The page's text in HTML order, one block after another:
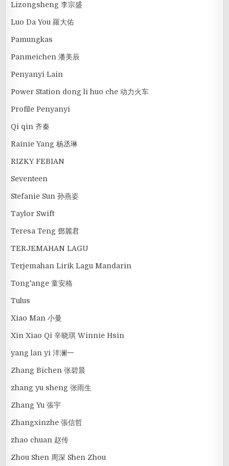
Lizongsheng 李宗盛
Luo Da You 羅大佑
Pamungkas
Panmeichen 潘美辰
Penyanyi Lain
Power Station dong li huo che 动力火车
Profile Penyanyi
Qi qin 齐秦
Rainie Yang 杨丞琳
RIZKY FEBIAN
Seventeen
Stefanie Sun 孙燕姿
Taylor Swift
Teresa Teng 鄧麗君
TERJEMAHAN LAGU
Terjemahan Lirik Lagu Mandarin
Tong'ange 童安格
Tulus
Xiao Man 小曼
Xin Xiao Qi 辛晓琪 Winnie Hsin
yang lan yi 洋澜一
Zhang Bichen 张碧晨
zhang yu sheng 张雨生
Zhang Yu 張宇
Zhangxinzhe 張信哲
zhao chuan 赵传
Zhou Shen 周深 Shen Zhou